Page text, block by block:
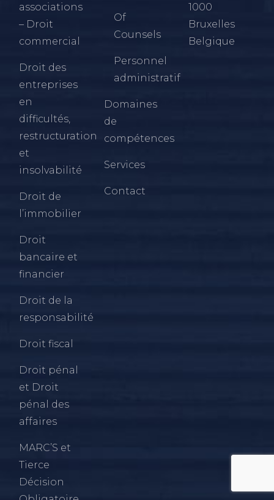
associations
– Droit
commercial
Droit des
entreprises
en
difficultés,
restructuration
et
insolvabilité
Droit de
l’immobilier
Droit
bancaire et
financier
Droit de la
responsabilité
Droit fiscal
Droit pénal
et Droit
pénal des
affaires
MARC’S et
Tierce
Décision
Of
Counsels
Personnel
administratif
Domaines
de
compétences
Services
Contact
1000
Bruxelles
Belgique